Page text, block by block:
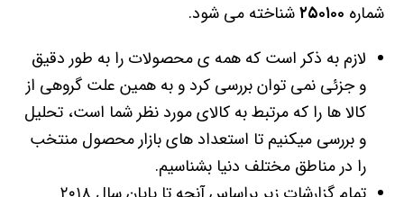
شماره
شناخته می شود.
لازم به ذکر است که همه ی محصولات را به طور دقیق
و جزئی نمی توان بررسی کرد و به همین علت گروهی از
کالا ها را که مرتبط به کالای مورد نظر شما است، تحلیل
و بررسی میکنیم تا استعداد های بازار محصول منتخب
را در مناطق مختلف دنیا بشناسیم.